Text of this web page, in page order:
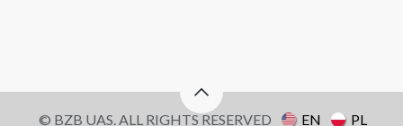
© BZB UAS. ALL RIGHTS RESERVED EN PL